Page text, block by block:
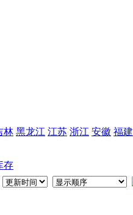
林 黑龙江 江苏 浙江 安徽 福建
存